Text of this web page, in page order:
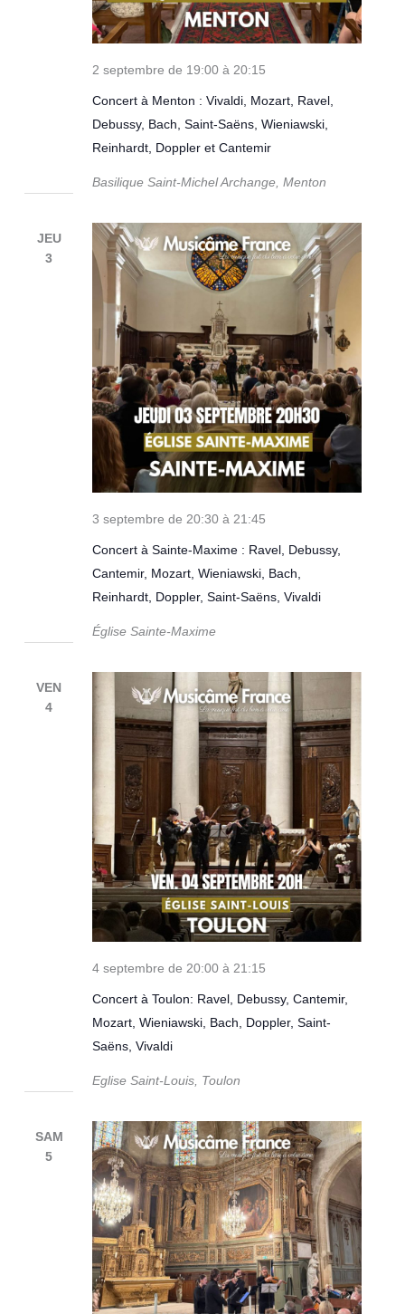
Concert à Menton : Vivaldi, Mozart, Ravel,
Debussy, Bach, Saint-Saëns, Wieniawski,
Reinhardt, Doppler et Cantemir
2 septembre de 19:00 à 20:15
Basilique Saint-Michel Archange, Menton
JEU
3
Concert à Sainte-Maxime : Ravel, Debussy,
Cantemir, Mozart, Wieniawski, Bach,
Reinhardt, Doppler, Saint-Saëns, Vivaldi
3 septembre de 20:30 à 21:45
Église Sainte-Maxime
VEN
4
Concert à Toulon: Ravel, Debussy, Cantemir,
Mozart, Wieniawski, Bach, Doppler, Saint-
Saëns, Vivaldi
4 septembre de 20:00 à 21:15
Eglise Saint-Louis, Toulon
SAM
5